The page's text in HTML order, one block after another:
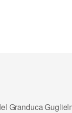
Granduca